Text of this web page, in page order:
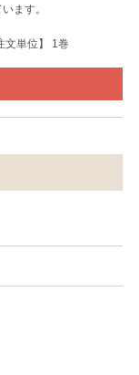
ます。
文単位】 1巻